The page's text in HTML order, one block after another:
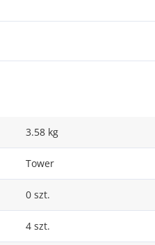
3.58 kg
Tower
0 szt.
4 szt.